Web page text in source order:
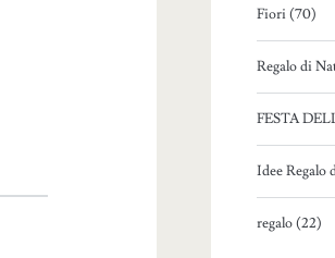
Fiori (70)
Regalo di
FESTA
Idee Regalo
regalo (22)